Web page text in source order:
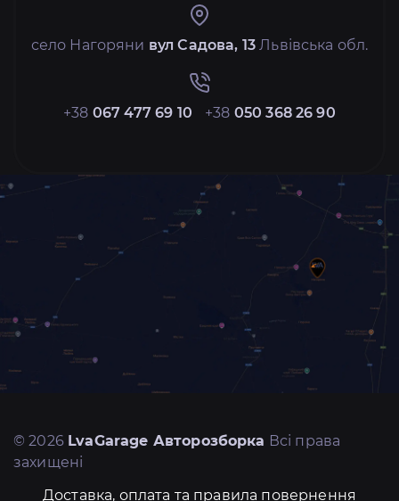
село Нагоряни вул Садова, 13 Львівська обл.
+38 067 477 69 10 +38 050 368 26 90
© 2026 LvaGarage Авторозборка Всі права
захищені
Доставка, оплата та правила повернення